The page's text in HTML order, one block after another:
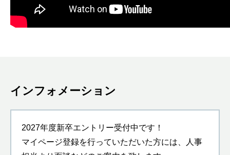
インフォメーション
2027年度新卒エントリー受付中です！
マイページ登録を行っていただいた方には、人事